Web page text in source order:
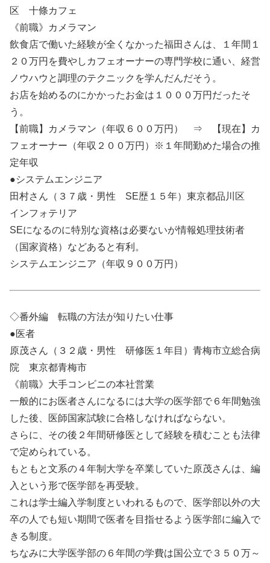
区 十條カフェ
《前職》カメラマン
飲食店で働いた経験が全くなかった福田さんは、１年間１
２０万円を費やしカフェオーナーの専門学校に通い、経営
ノウハウと調理のテクニックを学んだんだそう。
お店を始めるのにかかったお金は１０００万円だったそ
う。
【前職】カメラマン（年収６００万円） ⇒ 【現在】カ
フェオーナー（年収２００万円）※１年間勤めた場合の推
定年収
●システムエンジニア
田村さん（３７歳・男性 SE歴１５年）東京都品川区
インフォテリア
SEになるのに特別な資格は必要ないが情報処理技術者
（国家資格）などあると有利。
システムエンジニア（年収９００万円）
◇番外編 転職の方法が知りたい仕事
●医者
原茂さん（３２歳・男性 研修医１年目）青梅市立総合病
院 東京都青梅市
《前職》大手コンビニの本社営業
一般的にお医者さんになるには大学の医学部で６年間勉強
した後、医師国家試験に合格しなければならない。
さらに、その後２年間研修医として経験を積むことも法律
で定められている。
もともと文系の４年制大学を卒業していた原茂さんは、編
入という形で医学部を再受験。
これは学士編入学制度といわれるもので、医学部以外の大
卒の人でも短い期間で医者を目指せるよう医学部に編入で
きる制度。
ちなみに大学医学部の６年間の学費は国公立で３５０万～